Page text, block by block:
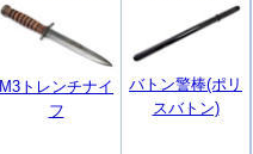
M3トレンチナイ
フ
バトン警棒(ポリ
スバトン)